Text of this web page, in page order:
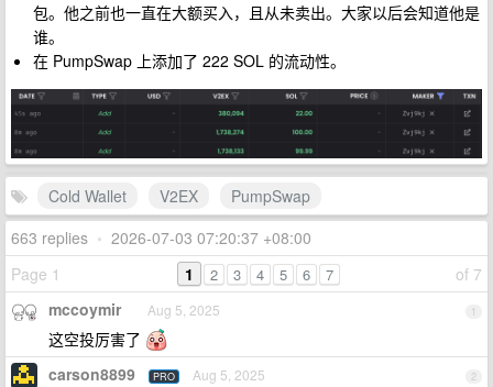
包。他之前也一直在大额买入，且从未卖出。大家以后会知道他是
谁。
在 PumpSwap 上添加了 222 SOL 的流动性。
Cold Wallet V2EX
PumpSwap
663 replies • 2026-07-03 07:20:37 +08:00
Page 1
of 7
1 2 3 4 5 6 7
1
mccoymir Aug 5, 2025
这空投厉害了
2
carson8899 PRO Aug 5, 2025